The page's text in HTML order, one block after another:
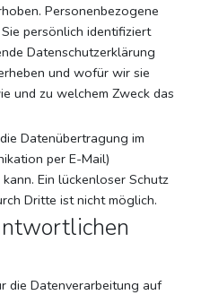
Personenbezogene
persönlich identifiziert
Datenschutzerklärung
und wofür wir sie
und zu welchem Zweck das
Datenübertragung im
per E-Mail)
Ein lückenloser Schutz
Dritte ist nicht möglich.
die Datenverarbeitung auf